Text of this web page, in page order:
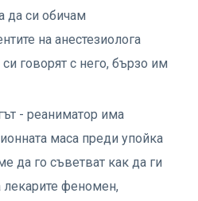
да си обичам
на анестезиолога
говорят с него, бързо им
- реаниматор има
маса преди упойка
да го съветват как да ги
лекарите феномен,